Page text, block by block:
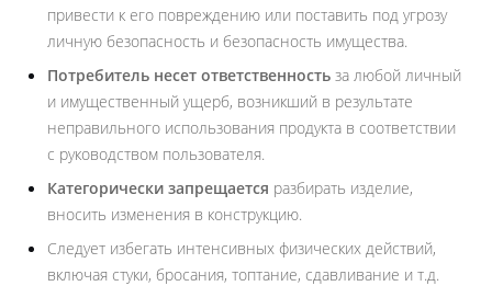
привести к его повреждению или поставить под угрозу
личную безопасность и безопасность имущества.
Потребитель несет ответственность за любой личный
и имущественный ущерб, возникший в результате
неправильного использования продукта в соответствии
с руководством пользователя.
Категорически запрещается разбирать изделие,
вносить изменения в конструкцию.
Следует избегать интенсивных физических действий,
включая стуки, бросания, топтание, сдавливание и т.д.